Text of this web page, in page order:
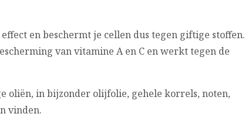
en beschermt je cellen dus tegen giftige stoffen.
van vitamine A en C en werkt tegen de
oliën, in bijzonder olijfolie, gehele korrels, noten,
vinden.